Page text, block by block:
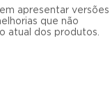
apresentar versões
que não
atual dos produtos.